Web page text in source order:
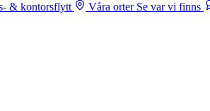
& kontorsflytt Våra orter Se var vi finns